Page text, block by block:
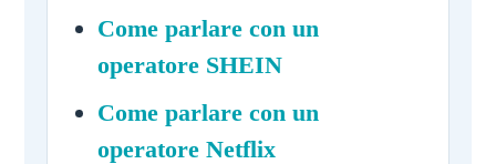
Come parlare con un
operatore SHEIN
Come parlare con un
operatore Netflix